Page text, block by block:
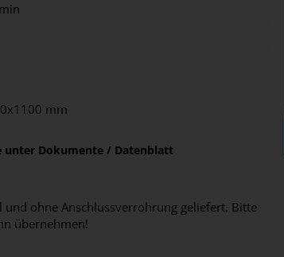
mm
unter Dokumente / Datenblatt
ohne Anschlussverrohrung geliefert. Bitte
übernehmen!